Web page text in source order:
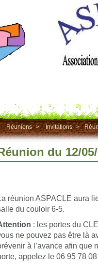
Réunions > Invitations >
du 12/
réunion ASPACLE aura
du couloir 6-5.
: les portes du
ne pouvez pas être là
à l’avance afin que
appelez le 06 95 78